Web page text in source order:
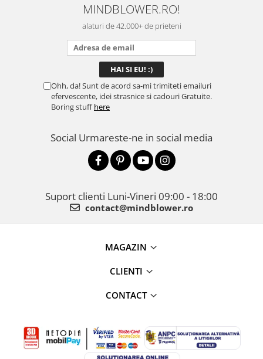
mulțumită.
MINDBLOWER.RO!
alaturi de 42.000+ de prieteni
Ohh, da! Sunt de acord sa-mi trimiteti emailuri
efervescente, idei strasnice si cadouri Gratuite.
Boring stuffhere
Social Urmareste-ne in social media
Suport clienti Luni-Vineri 09:00 - 18:00
contact@mindblower.ro
MAGAZIN
CLIENTI
CONTACT